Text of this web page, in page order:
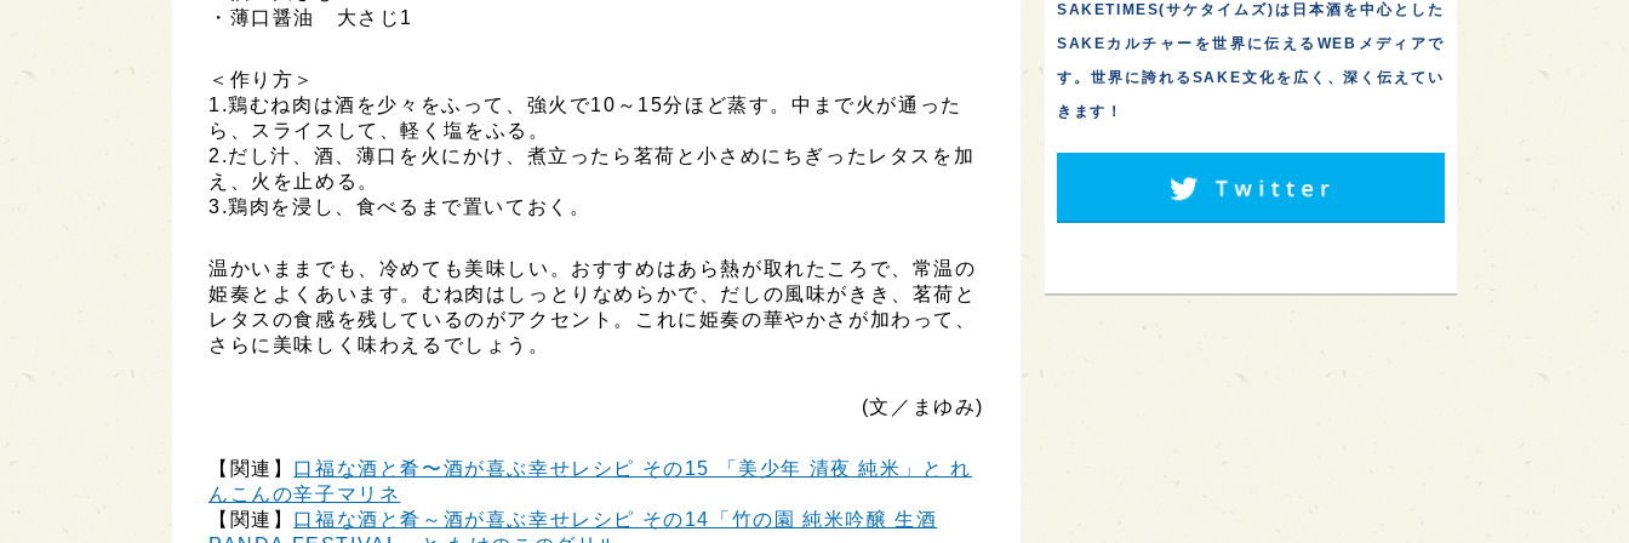
・薄口醤油 大さじ1
＜作り方＞
1.鶏むね肉は酒を少々をふって、強火で10～15分ほど蒸す。中まで火が通った
ら、スライスして、軽く塩をふる。
2.だし汁、酒、薄口を火にかけ、煮立ったら茗荷と小さめにちぎったレタスを加
え、火を止める。
3.鶏肉を浸し、食べるまで置いておく。
温かいままでも、冷めても美味しい。おすすめはあら熱が取れたころで、常温の
姫奏とよくあいます。むね肉はしっとりなめらかで、だしの風味がきき、茗荷と
レタスの食感を残しているのがアクセント。これに姫奏の華やかさが加わって、
さらに美味しく味わえるでしょう。
(文／まゆみ)
【関連】 口福な酒と肴〜酒が喜ぶ幸せレシピ その15 「美少年 清夜 純米」と れ
んこんの辛子マリネ
【関連】 口福な酒と肴～酒が喜ぶ幸せレシピ その14「竹の園 純米吟醸 生酒
SAKETIMES(サケタイムズ)は日本酒を中心とした
SAKEカルチャーを世界に伝えるWEBメディアで
す。世界に誇れるSAKE文化を広く、深く伝えてい
きます！